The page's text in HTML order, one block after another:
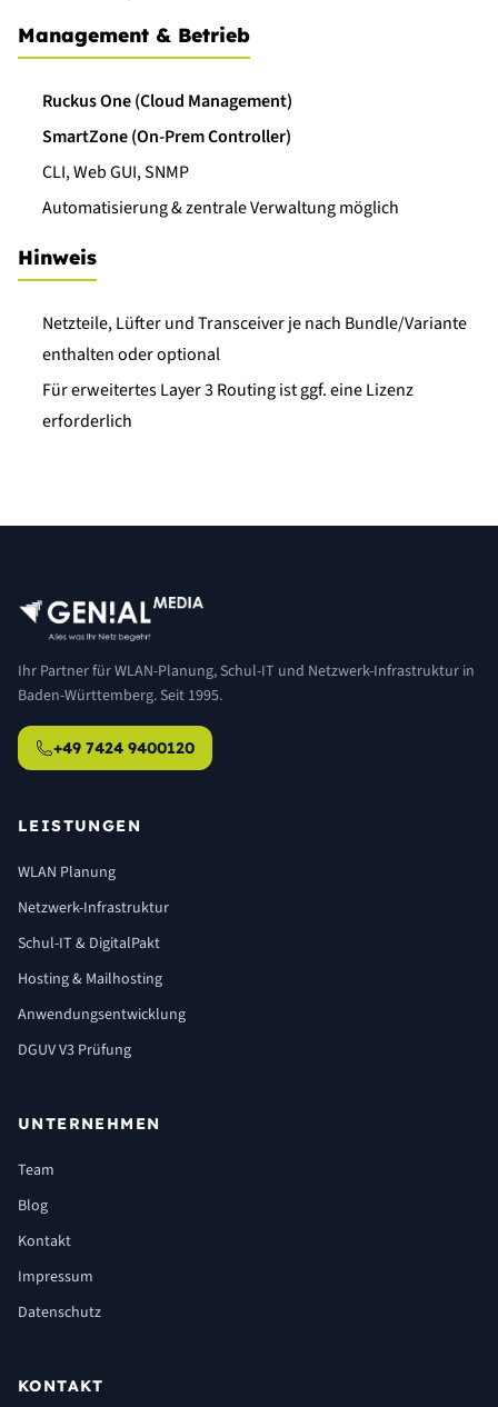
Management & Betrieb
Ruckus One (Cloud Management)
SmartZone (On-Prem Controller)
CLI, Web GUI, SNMP
Automatisierung & zentrale Verwaltung möglich
Hinweis
Netzteile, Lüfter und Transceiver je nach Bundle/Variante
enthalten oder optional
Für erweitertes Layer 3 Routing ist ggf. eine Lizenz
erforderlich
Ihr Partner für WLAN-Planung, Schul-IT und Netzwerk-Infrastruktur in
Baden-Württemberg. Seit 1995.
+49 7424 9400120
LEISTUNGEN
WLAN Planung
Netzwerk-Infrastruktur
Schul-IT & DigitalPakt
Hosting & Mailhosting
Anwendungsentwicklung
DGUV V3 Prüfung
UNTERNEHMEN
Team
Blog
Kontakt
Impressum
Datenschutz
KONTAKT